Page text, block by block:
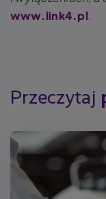
www.link4.pl.
Przeczytaj